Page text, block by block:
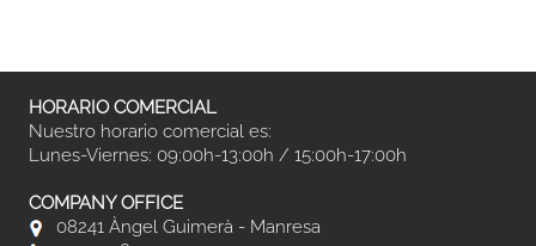
CAT ESP
HORARIO COMERCIAL
Nuestro horario comercial es:
Lunes-Viernes: 09:00h-13:00h / 15:00h-17:00h
COMPANY OFFICE
08241 Àngel Guimerà - Manresa